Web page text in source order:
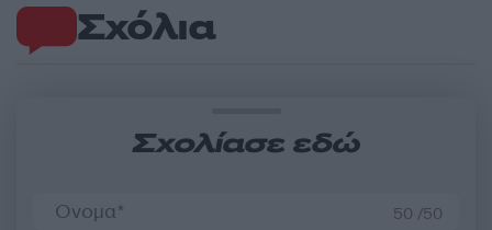
Σχόλια
Σχολίασε εδώ
50 /50